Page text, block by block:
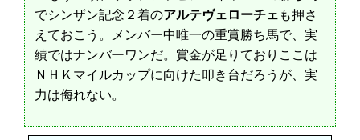
でシンザン記念２着のアルテヴェローチェも押さ
えておこう。メンバー中唯一の重賞勝ち馬で、実
績ではナンバーワンだ。賞金が足りておりここは
ＮＨＫマイルカップに向けた叩き台だろうが、実
力は侮れない。